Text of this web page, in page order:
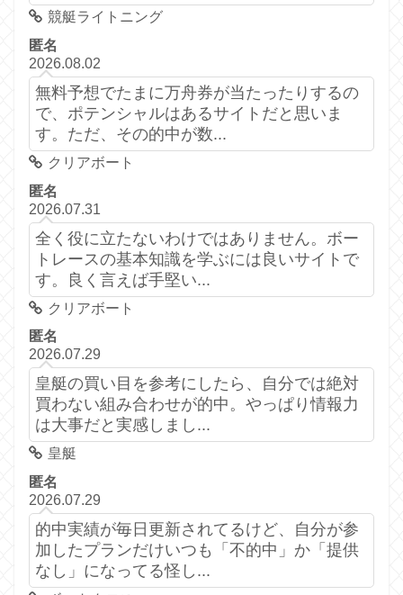
競艇ライトニング
匿名
2026.08.02
無料予想でたまに万舟券が当たったりするの
で、ポテンシャルはあるサイトだと思いま
す。ただ、その的中が数...
クリアボート
匿名
2026.07.31
全く役に立たないわけではありません。ボー
トレースの基本知識を学ぶには良いサイトで
す。良く言えば手堅い...
クリアボート
匿名
2026.07.29
皇艇の買い目を参考にしたら、自分では絶対
買わない組み合わせが的中。やっぱり情報力
は大事だと実感しまし...
皇艇
匿名
2026.07.29
的中実績が毎日更新されてるけど、自分が参
加したプランだけいつも「不的中」か「提供
なし」になってる怪し...